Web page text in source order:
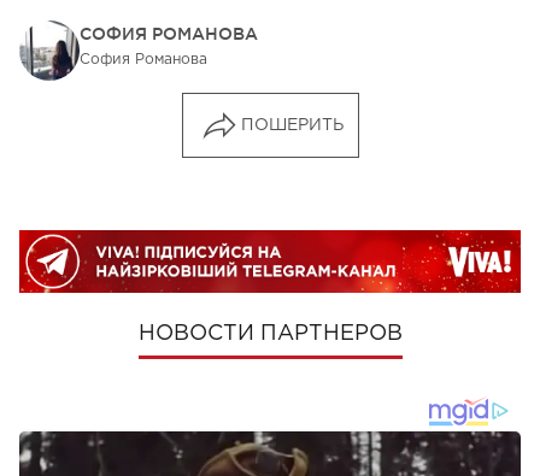
СОФИЯ РОМАНОВА
София Романова
ПОШЕРИТЬ
НОВОСТИ ПАРТНЕРОВ